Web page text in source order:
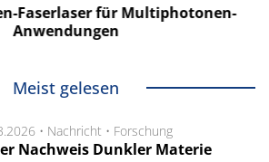
Faserlaser für Multiphotonen-
Anwendungen
Meist gelesen
• Nachricht • Forschung
Nachweis Dunkler Materie